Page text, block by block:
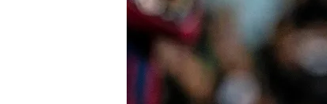
dianas en la 2023-24;
de un partido para la
sigue siendo invisible